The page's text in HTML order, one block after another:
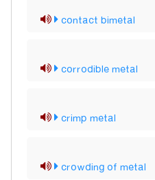
contact bimetal
corrodible metal
crimp metal
crowding of metal